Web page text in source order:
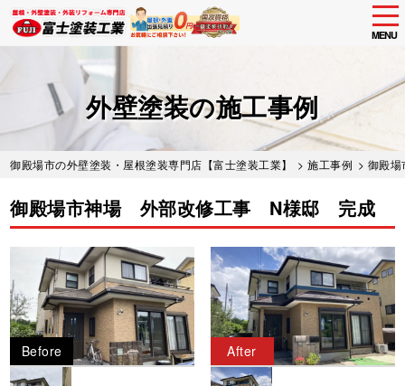
MENU
外壁塗装の施工事例
御殿場市の外壁塗装・屋根塗装専門店【富士塗装工業】 >施工事例 > 御殿
御殿場市神場 外部改修工事 N様邸 完成
Before After